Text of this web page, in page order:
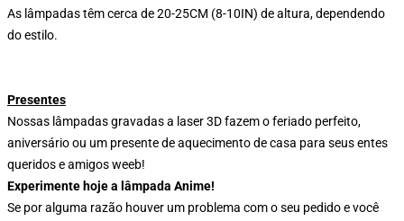
As lâmpadas têm cerca de 20-25CM (8-10IN) de altura, dependendo
do estilo.
Presentes
Nossas lâmpadas gravadas a laser 3D fazem o feriado perfeito,
aniversário ou um presente de aquecimento de casa para seus entes
queridos e amigos weeb!
Experimente hoje a lâmpada Anime!
Se por alguma razão houver um problema com o seu pedido e você